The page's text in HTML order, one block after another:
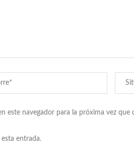
este navegador para la próxima vez que
entrada.